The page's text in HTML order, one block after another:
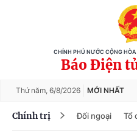
CHÍNH PHỦ NƯỚC CỘNG
Báo Điện
Thứ năm, 6/8/2026 MỚI NHẤT
Chính trị Đối ngoại Tổ